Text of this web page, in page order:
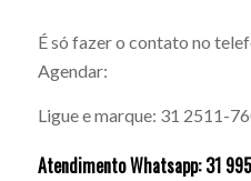
É só fazer o contato no
Agendar:
Ligue e marque: 31 2511-
Atendimento Whatsapp: 31